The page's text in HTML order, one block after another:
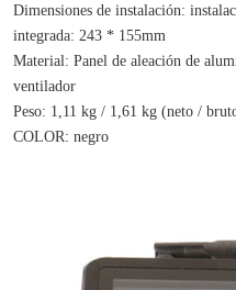
Dimensiones de instalación:
integrada: 243 * 155mm
Material: Panel de aleación de
ventilador
Peso: 1,11 kg / 1,61 kg (neto /
COLOR: negro